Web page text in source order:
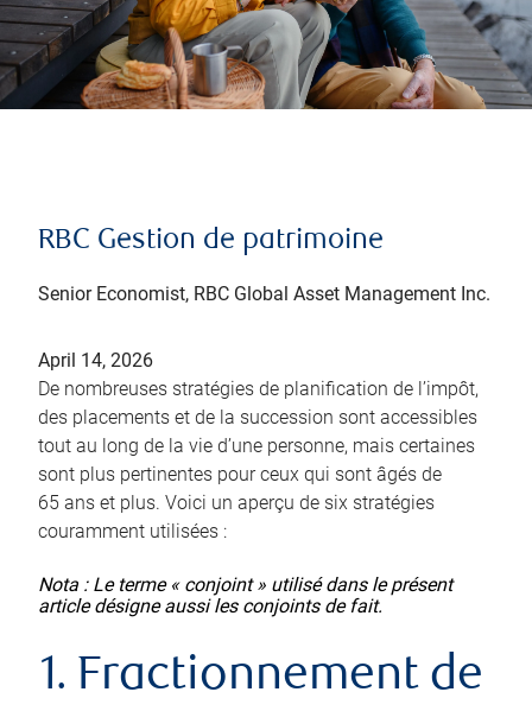
RBC Gestion de patrimoine
Senior Economist, RBC Global Asset Management Inc.
April 14, 2026
De nombreuses stratégies de planification de l’impôt,
des placements et de la succession sont accessibles
tout au long de la vie d’une personne, mais certaines
sont plus pertinentes pour ceux qui sont âgés de
65 ans et plus. Voici un aperçu de six stratégies
couramment utilisées :
Nota : Le terme « conjoint » utilisé dans le présent
article désigne aussi les conjoints de fait.
1. Fractionnement de